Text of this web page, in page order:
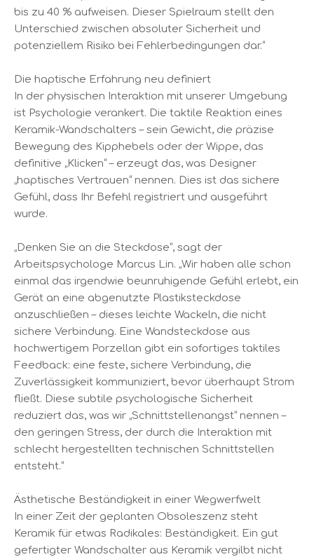
bis zu 40 % aufweisen. Dieser Spielraum stellt den
Unterschied zwischen absoluter Sicherheit und
potenziellem Risiko bei Fehlerbedingungen dar.“
Die haptische Erfahrung neu definiert
In der physischen Interaktion mit unserer Umgebung
ist Psychologie verankert. Die taktile Reaktion eines
Keramik-Wandschalters – sein Gewicht, die präzise
Bewegung des Kipphebels oder der Wippe, das
definitive „Klicken“ – erzeugt das, was Designer
„haptisches Vertrauen“ nennen. Dies ist das sichere
Gefühl, dass Ihr Befehl registriert und ausgeführt
wurde.
„Denken Sie an die Steckdose“, sagt der
Arbeitspsychologe Marcus Lin. „Wir haben alle schon
einmal das irgendwie beunruhigende Gefühl erlebt, ein
Gerät an eine abgenutzte Plastiksteckdose
anzuschließen – dieses leichte Wackeln, die nicht
sichere Verbindung. Eine Wandsteckdose aus
hochwertigem Porzellan gibt ein sofortiges taktiles
Feedback: eine feste, sichere Verbindung, die
Zuverlässigkeit kommuniziert, bevor überhaupt Strom
fließt. Diese subtile psychologische Sicherheit
reduziert das, was wir „Schnittstellenangst“ nennen –
den geringen Stress, der durch die Interaktion mit
schlecht hergestellten technischen Schnittstellen
entsteht.“
Ästhetische Beständigkeit in einer Wegwerfwelt
In einer Zeit der geplanten Obsoleszenz steht
Keramik für etwas Radikales: Beständigkeit. Ein gut
gefertigter Wandschalter aus Keramik vergilbt nicht